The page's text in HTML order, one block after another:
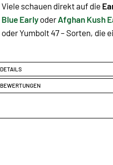
Viele schauen direkt auf die
Blue Early oder Afghan Kush
oder Yumbolt 47 – Sorten, die
DETAILS
BEWERTUNGEN